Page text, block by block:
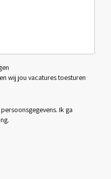
wij jou vacatures toesturen
Ik ga
.